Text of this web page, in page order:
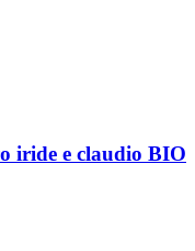
iride e claudio BIO